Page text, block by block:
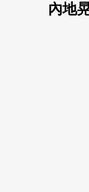
內地